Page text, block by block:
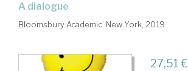
a dialogue
Bloomsbury Academic. New York, 2019
27,51 €